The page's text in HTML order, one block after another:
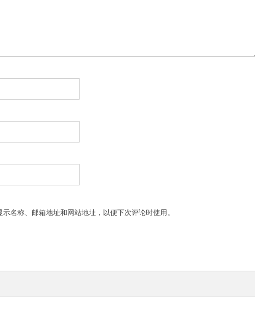
名称、邮箱地址和网站地址，以便下次评论时使用。